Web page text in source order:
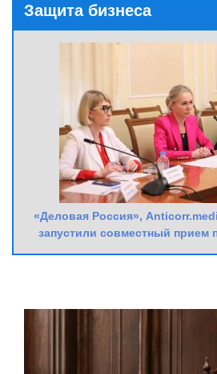
Защита бизнеса
«Деловая Россия»,
запустили совместный прием